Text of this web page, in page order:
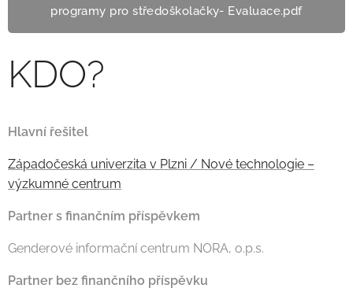
programy pro středoškolačky- Evaluace.pdf
KDO?
Hlavní řešitel
Západočeská univerzita v Plzni / Nové technologie –
výzkumné centrum
Partner s finančním příspěvkem
Genderové informační centrum NORA, o.p.s.
Partner bez finančního příspěvku